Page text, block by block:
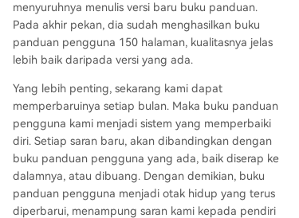
menyuruhnya menulis versi baru buku panduan.
Pada akhir pekan, dia sudah menghasilkan buku
panduan pengguna 150 halaman, kualitasnya jelas
lebih baik daripada versi yang ada.
Yang lebih penting, sekarang kami dapat
memperbaruinya setiap bulan. Maka buku panduan
pengguna kami menjadi sistem yang memperbaiki
diri. Setiap saran baru, akan dibandingkan dengan
buku panduan pengguna yang ada, baik diserap ke
dalamnya, atau dibuang. Dengan demikian, buku
panduan pengguna menjadi otak hidup yang terus
diperbarui, menampung saran kami kepada pendiri